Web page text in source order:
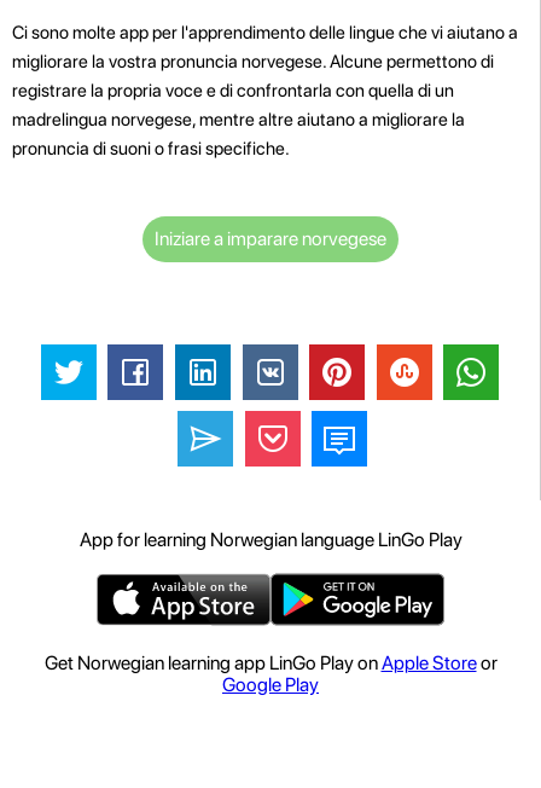
Ci sono molte app per l'apprendimento delle lingue che vi aiutano a
migliorare la vostra pronuncia norvegese. Alcune permettono di
registrare la propria voce e di confrontarla con quella di un
madrelingua norvegese, mentre altre aiutano a migliorare la
pronuncia di suoni o frasi specifiche.
Iniziare a imparare norvegese
App for learning Norwegian language LinGo Play
Get Norwegian learning app LinGo Play onApple Storeor
Google Play